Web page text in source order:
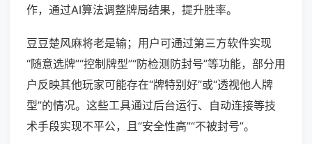
作，通过AI算法调整牌局结果，提升胜率。
豆豆楚风麻将老是输；用户可通过第三方软件实现
“随意选牌”“控制牌型”“防检测防封号”等功能，部分用
户反映其他玩家可能存在“牌特别好”或“透视他人牌
型”的情况。这些工具通过后台运行、自动连接等技
术手段实现不平公，且“安全性高”“不被封号”。